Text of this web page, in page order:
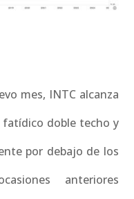
mes, INTC alcanza
fatídico doble techo y
por debajo de los
anteriores